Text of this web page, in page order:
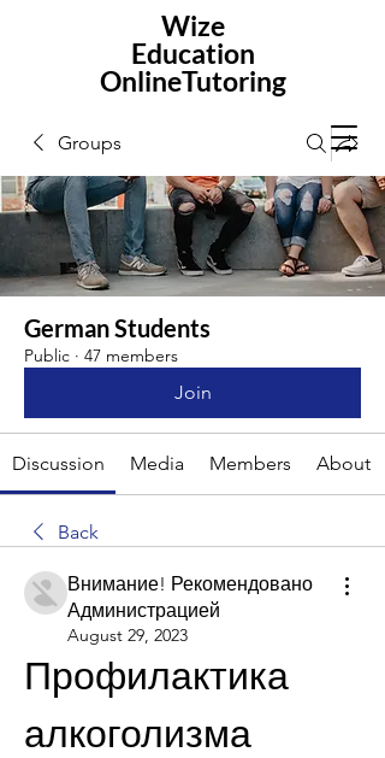
Wize
Education
OnlineTutoring
Groups
German Students
Public · 47 members
Join
Discussion Media Members About
Back
Внимание! Рекомендовано
Администрацией
August 29, 2023
Профилактика
алкоголизма